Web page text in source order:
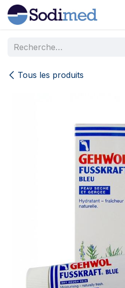
Se rendre au contenu
Tous les produits